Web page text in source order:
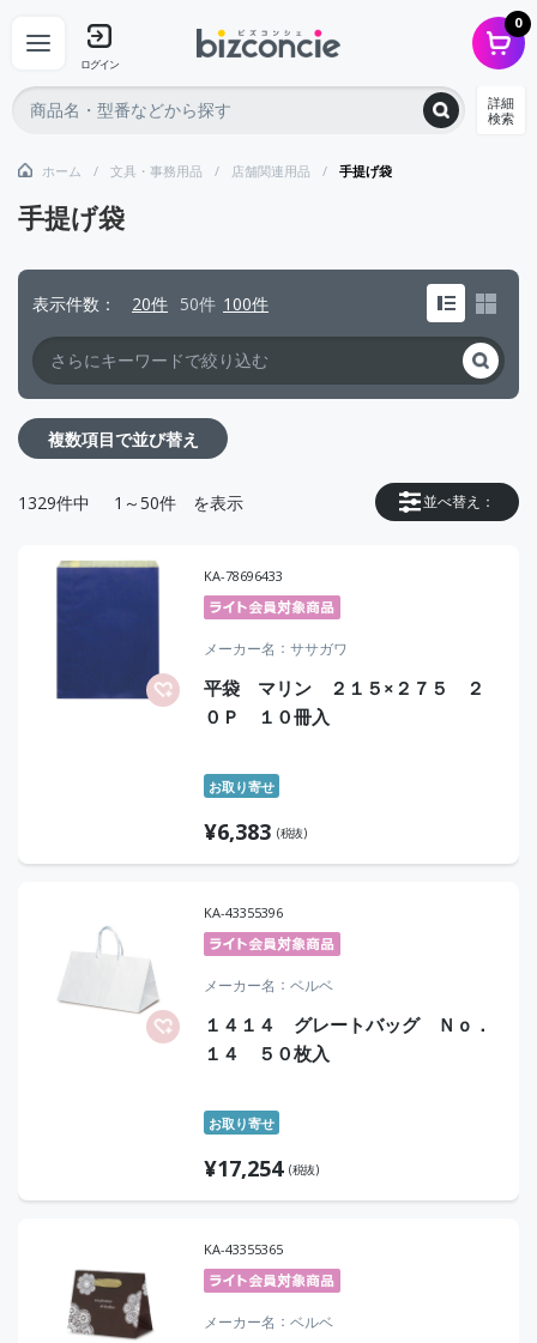
ログイン
0
詳細
検索
ホーム 文具・事務用品 店舗関連用品 手提げ袋
手提げ袋
表示件数 20件 50件 100件
複数項目で並び替え
並べ替え：
1329件中 1～50件 を表示
KA-78696433
メーカー名 ササガワ
平袋 マリン ２１５×２７５ ２
０Ｐ １０冊入
お取り寄せ
¥6,383 (税抜)
KA-43355396
メーカー名 ベルベ
１４１４ グレートバッグ Ｎｏ．
１４ ５０枚入
お取り寄せ
¥17,254 (税抜)
KA-43355365
メーカー名 ベルベ